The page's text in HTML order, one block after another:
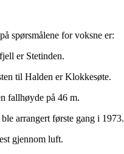
spørsmålene for voksne er:
er Stetinden.
til Halden er Klokkesøte.
fallhøyde på 46 m.
arrangert første gang i 1973.
gjennom luft.